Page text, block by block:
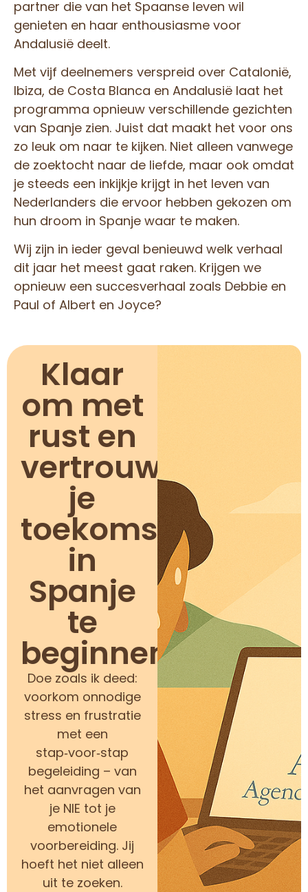
partner die van het Spaanse leven wil
genieten en haar enthousiasme voor
Andalusië deelt.
Met vijf deelnemers verspreid over Catalonië,
Ibiza, de Costa Blanca en Andalusië laat het
programma opnieuw verschillende gezichten
van Spanje zien. Juist dat maakt het voor ons
zo leuk om naar te kijken. Niet alleen vanwege
de zoektocht naar de liefde, maar ook omdat
je steeds een inkijkje krijgt in het leven van
Nederlanders die ervoor hebben gekozen om
hun droom in Spanje waar te maken.
Wij zijn in ieder geval benieuwd welk verhaal
dit jaar het meest gaat raken. Krijgen we
opnieuw een succesverhaal zoals Debbie en
Paul of Albert en Joyce?
Klaar
om met
rust en
vertrouwen
je
toekomst
in
Spanje
te
beginnen?
Doe zoals ik deed:
voorkom onnodige
stress en frustratie
met een
stap‑voor‑stap
begeleiding – van
het aanvragen van
je NIE tot je
emotionele
voorbereiding. Jij
hoeft het niet alleen
uit te zoeken.